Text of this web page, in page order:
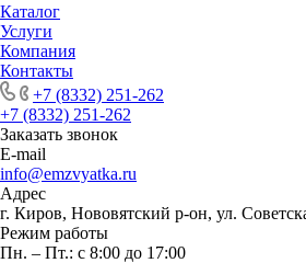
Каталог
Услуги
Компания
Контакты
+7 (8332) 251-262
+7 (8332) 251-262
Заказать звонок
E-mail
info@emzvyatka.ru
Адрес
г. Киров, Нововятский р-он, ул.
Режим работы
Пн. – Пт.: с 8:00 до 17:00